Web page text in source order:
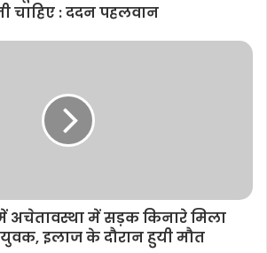
चाहिए : ददन पहलवान
अचेतावस्था में सड़क किनारे मिला
इलाज के दौरान हुयी मौत